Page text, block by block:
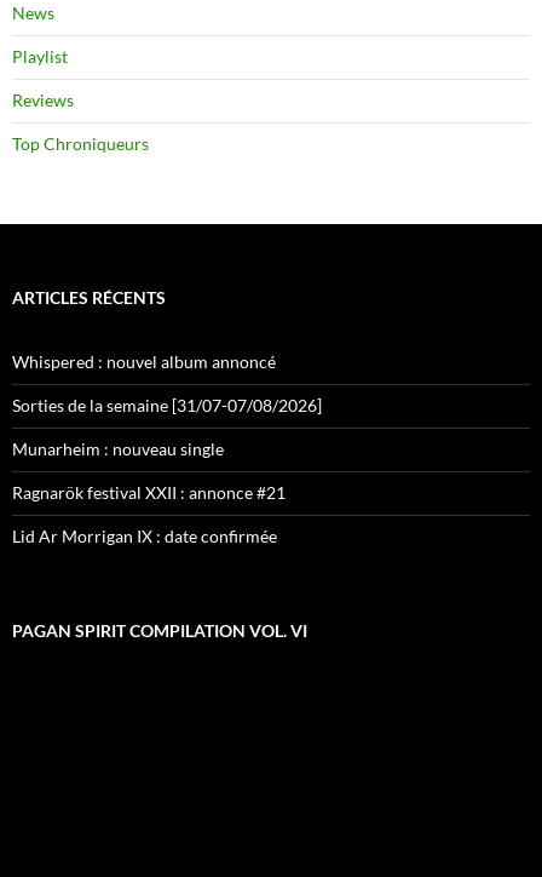
News
Playlist
Reviews
Top Chroniqueurs
ARTICLES RÉCENTS
Whispered : nouvel album annoncé
Sorties de la semaine [31/07-07/08/2026]
Munarheim : nouveau single
Ragnarök festival XXII : annonce #21
Lid Ar Morrigan IX : date confirmée
PAGAN SPIRIT COMPILATION VOL. VI